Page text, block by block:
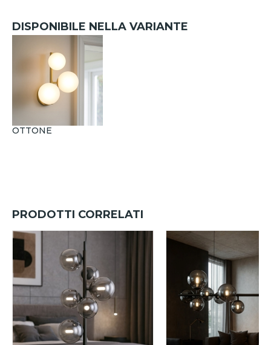
DISPONIBILE NELLA VARIANTE
OTTONE
PRODOTTI CORRELATI